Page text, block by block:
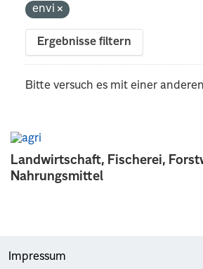
Landwirtschaft, Fischerei,
Nahrungsmittel
envi
Ergebnisse filtern
Bitte versuch es mit einer
Impressum